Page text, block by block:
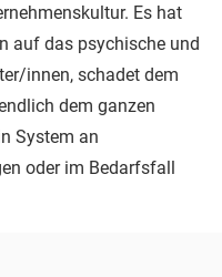
Es hat
auf das psychische und
innen, schadet dem
dem ganzen
System an
oder im Bedarfsfall